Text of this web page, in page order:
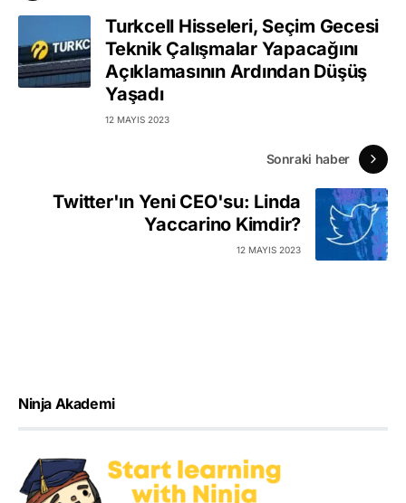
Turkcell Hisseleri, Seçim Gecesi
Teknik Çalışmalar Yapacağını
Açıklamasının Ardından Düşüş
Yaşadı
12 MAYIS 2023
Sonraki haber
Twitter'ın Yeni CEO'su: Linda
Yaccarino Kimdir?
12 MAYIS 2023
Ninja Akademi